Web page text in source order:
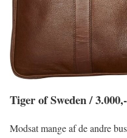
Tiger of Sweden /
Modsat mange af de andre